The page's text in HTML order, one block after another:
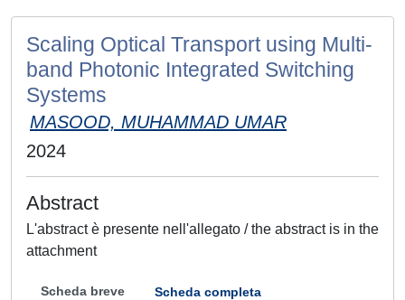
Scaling Optical Transport using Multi-
band Photonic Integrated Switching
Systems
MASOOD, MUHAMMAD UMAR
2024
Abstract
L'abstract è presente nell'allegato / the abstract is in the
attachment
Scheda breve Scheda completa